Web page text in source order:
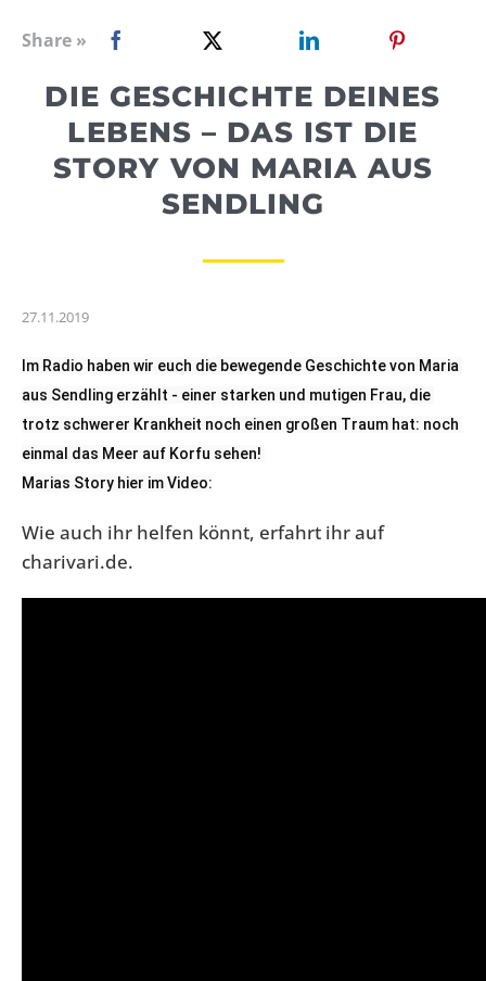
WEBRADIO
Share »
DIE GESCHICHTE DEINES
LEBENS – DAS IST DIE
STORY VON MARIA AUS
SENDLING
27.11.2019
Im Radio haben wir euch die bewegende Geschichte von Maria
aus Sendling erzählt - einer starken und mutigen Frau, die
trotz schwerer Krankheit noch einen großen Traum hat: noch
einmal das Meer auf Korfu sehen!
Marias Story hier im Video:
Wie auch ihr helfen könnt, erfahrt ihr auf
charivari.de.